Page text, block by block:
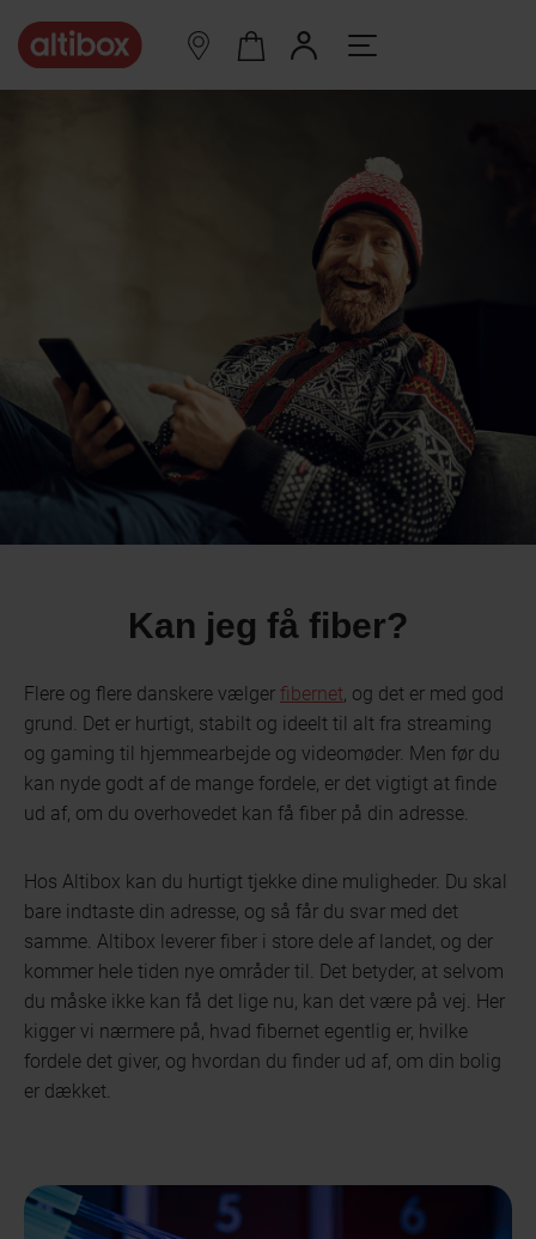
Kan jeg få fiber?
Flere og flere danskere vælger fibernet, og det er med god
grund. Det er hurtigt, stabilt og ideelt til alt fra streaming
og gaming til hjemmearbejde og videomøder. Men før du
kan nyde godt af de mange fordele, er det vigtigt at finde
ud af, om du overhovedet kan få fiber på din adresse.
Hos Altibox kan du hurtigt tjekke dine muligheder. Du skal
bare indtaste din adresse, og så får du svar med det
samme. Altibox leverer fiber i store dele af landet, og der
kommer hele tiden nye områder til. Det betyder, at selvom
du måske ikke kan få det lige nu, kan det være på vej. Her
kigger vi nærmere på, hvad fibernet egentlig er, hvilke
fordele det giver, og hvordan du finder ud af, om din bolig
er dækket.